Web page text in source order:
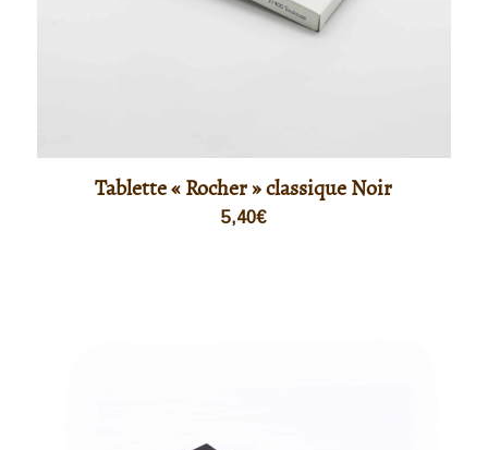
Tablette « Rocher » classique Noir
5,40€